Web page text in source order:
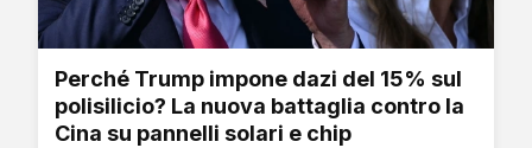
Perché Trump impone dazi del 15% sul
polisilicio? La nuova battaglia contro la
Cina su pannelli solari e chip